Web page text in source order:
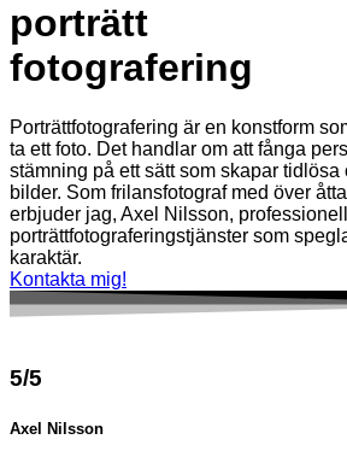
porträtt
fotografering
Porträttfotografering är en konstform
ta ett foto. Det handlar om att fånga
stämning på ett sätt som skapar tidlösa
bilder. Som frilansfotograf med över
erbjuder jag, Axel Nilsson,
porträttfotograferingstjänster som
karaktär.
Kontakta mig!
5/5
Axel Nilsson